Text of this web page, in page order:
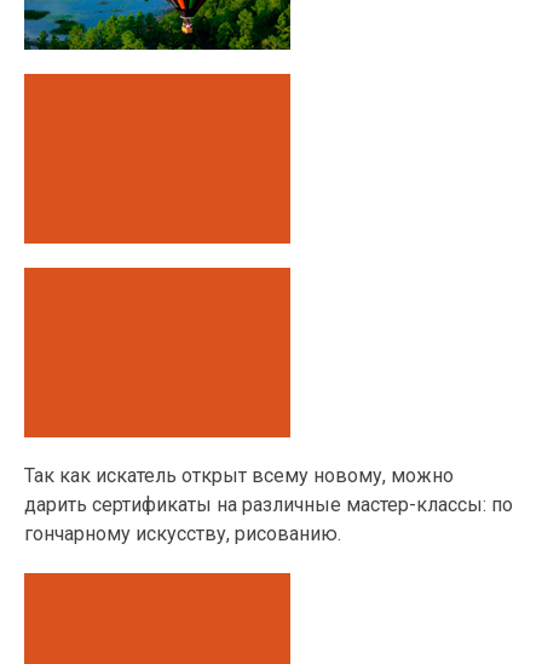
Так как искатель открыт всему новому, можно
дарить сертификаты на различные мастер-классы: по
гончарному искусству, рисованию.